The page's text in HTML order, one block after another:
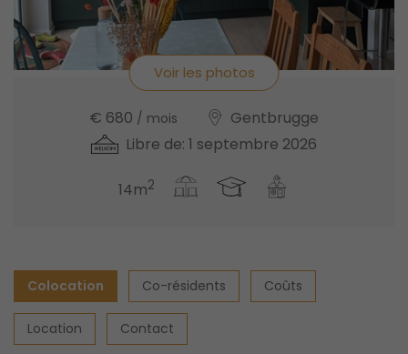
Voir les photos
€ 680 / mois
Gentbrugge
Libre de: 1 septembre 2026
14m2
Colocation Co-résidents Coûts
Location Contact